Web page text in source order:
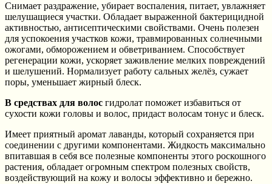
Снимает раздражение, убирает воспаления, питает, увлажняет
шелушащиеся участки. Обладает выраженной бактерицидной
активностью, антисептическими свойствами. Очень полезен
для успокоения участков кожи, травмированных солнечными
ожогами, обморожением и обветриванием. Способствует
регенерации кожи, ускоряет заживление мелких повреждений
и шелушений. Нормализует работу сальных желёз, сужает
поры, уменьшает жирный блеск.
В средствах для волос гидролат поможет избавиться от
сухости кожи головы и волос, придаст волосам тонус и блеск.
Имеет приятный аромат лаванды, который сохраняется при
соединении с другими компонентами. Жидкость максимально
впитавшая в себя все полезные компоненты этого роскошного
растения, обладает огромным спектром полезных свойств,
воздействующий на кожу и волосы эффективно и бережно.